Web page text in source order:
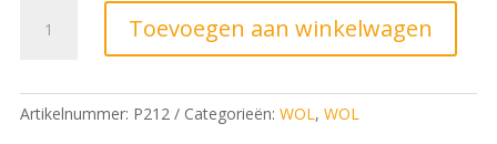
Toevoegen aan winkelwagen
Artikelnummer: P212 Categorieën: WOL , WOL